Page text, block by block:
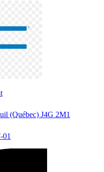
(Québec) J4G 2M1
01